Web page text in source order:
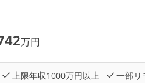
万円
上限年収1000万円以上 一部リ